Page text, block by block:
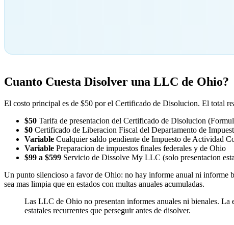
Cuanto Cuesta Disolver una LLC de Ohio?
El costo principal es de $50 por el Certificado de Disolucion. El total
$50 Tarifa de presentacion del Certificado de Disolucion
$0 Certificado de Liberacion Fiscal del Departamento de
Variable Cualquier saldo pendiente de Impuesto de Actividad
Variable Preparacion de impuestos finales federales y de Ohio
$99 a $599 Servicio de Dissolve My LLC (solo presentacion
Un punto silencioso a favor de Ohio: no hay informe anual ni informe
sea mas limpia que en estados con multas anuales acumuladas.
Las LLC de Ohio no presentan informes anuales ni bienales.
estatales recurrentes que perseguir antes de disolver.